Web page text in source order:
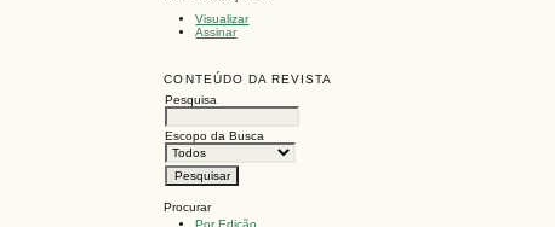
Visualizar
Assinar
CONTEÚDO DA REVISTA
Pesquisa
Escopo da Busca
Procurar
Por Edição